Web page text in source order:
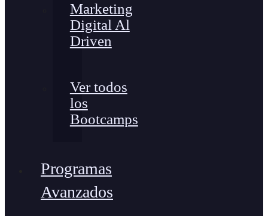
Marketing
Digital Al
Driven
Ver todos
los
Bootcamps
Programas
Avanzados